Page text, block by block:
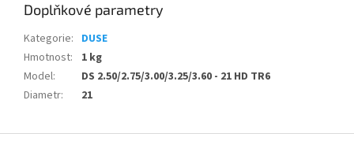
Doplňkové parametry
Kategorie: DUSE
Hmotnost:
1 kg
Model:
DS 2.50/2.75/3.00/3.25/3.60 - 21 HD TR6
Diametr: 21